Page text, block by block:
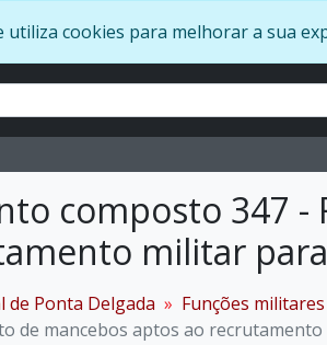
utiliza cookies para melhorar a sua
composto 347 -
militar
de Ponta Delgada Funções militares
de mancebos aptos ao